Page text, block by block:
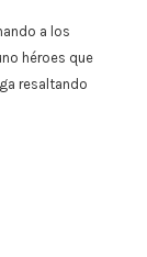
a los
héroes que
resaltando